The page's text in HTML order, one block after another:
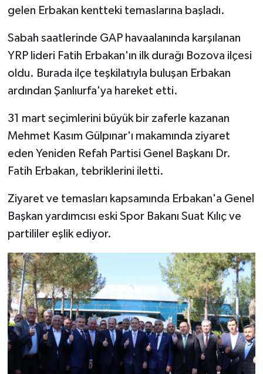
gelen Erbakan kentteki temaslarına başladı.
Sabah saatlerinde GAP havaalanında karşılanan
YRP lideri Fatih Erbakan'ın ilk durağı Bozova ilçesi
oldu. Burada ilçe teşkilatıyla buluşan Erbakan
ardından Şanlıurfa'ya hareket etti.
31 mart seçimlerini büyük bir zaferle kazanan
Mehmet Kasım Gülpınar'ı makamında ziyaret
eden Yeniden Refah Partisi Genel Başkanı Dr.
Fatih Erbakan, tebriklerini iletti.
Ziyaret ve temasları kapsamında Erbakan'a Genel
Başkan yardımcısı eski Spor Bakanı Suat Kılıç ve
partililer eşlik ediyor.